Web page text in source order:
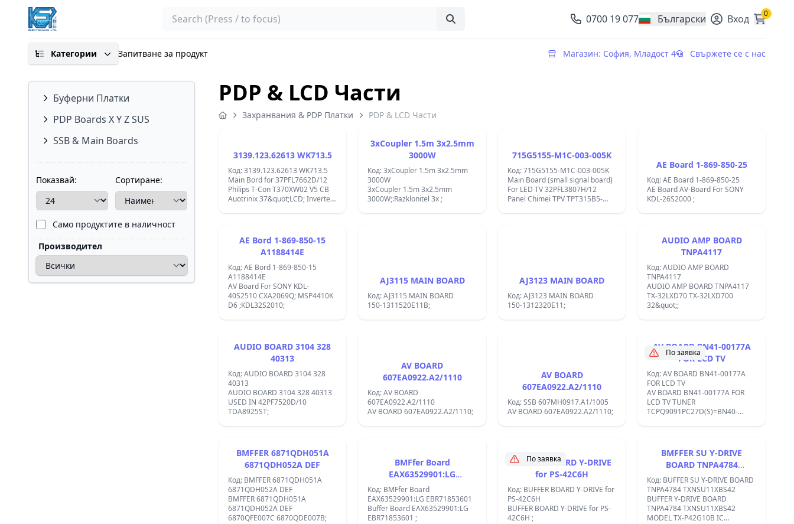
Search 0700 19 077 Български
, change currency Вход 0
Категории Запитване за продукт Магазин: София, Младост 4 Свържете се с нас
Буферни Платки
PDP Boards X Y Z SUS
SSB & Main Boards
Показвай: Сортиране:
Само продуктите в наличност
Производител
PDP & LCD Части
Захранвания & PDP Платки PDP & LCD Части
3139.123.62613 WK713.5
Код: 3139.123.62613 WK713.5
Main Bord for 37PFL7662D/12
Philips T-Con T370XW02 V5 CB
Auotrinix 37&quot;LCD; Inverter
3xCoupler 1.5m 3x2.5mm
3000W
Код: 3xCoupler 1.5m 3x2.5mm
3000W
3xCoupler 1.5m 3x2.5mm
3000W;:Razklonitel 3x ;
715G5155-M1C-003-005K
Код: 715G5155-M1C-003-005K
Main Board (small signal board)
For LED TV 32PFL3807H/12
Panel Chimei TPV TPT315B5-
AE Board 1-869-850-25
Код: AE Board 1-869-850-25
AE Board AV-Board For SONY
KDL-26S2000 ;
AE Bord 1-869-850-15
A1188414E
Код: AE Bord 1-869-850-15
A1188414E
AV Board For SONY KDL-
40S2510 CXA2069Q; MSP4410K
D6 ;KDL32S2010;
AJ3115 MAIN BOARD
Код: AJ3115 MAIN BOARD
150-1311520E11B;
AJ3123 MAIN BOARD
Код: AJ3123 MAIN BOARD
150-1312320E11;
AUDIO AMP BOARD
TNPA4117
Код: AUDIO AMP BOARD
TNPA4117
AUDIO AMP BOARD TNPA4117
TX-32LXD70 TX-32LXD700
32&quot;;
AUDIO BOARD 3104 328
40313
Код: AUDIO BOARD 3104 328
40313
AUDIO BOARD 3104 328 40313
USED IN 42PF7520D/10
TDA8925ST;
AV BOARD
607EA0922.A2/1110
Код: AV BOARD
607EA0922.A2/1110
AV BOARD 607EA0922.A2/1110;
AV BOARD
607EA0922.A2/1110
Код: SSB 607MH0917.A1/1005
AV BOARD 607EA0922.A2/1110;
По заявка
AV BOARD BN41-00177A
FOR LCD TV
Код: AV BOARD BN41-00177A
FOR LCD TV
AV BOARD BN41-00177A FOR
LCD TV TUNER
TCPQ9091PC27D(S)=BN40-
BMFFER 6871QDH051A
6871QDH052A DEF
Код: BMFFER 6871QDH051A
6871QDH052A DEF
BMFFER 6871QDH051A
6871QDH052A DEF
6870QFE007C 6870QDE007B;
BMFfer Board
EAX63529901:LG
EBR71853601
Код: BMFfer Board
EAX63529901:LG EBR71853601
Buffer Board EAX63529901:LG
EBR71853601 ;
По заявка
BMFFER BOARD Y-DRIVE
for PS-42C6H
Код: BUFFER BOARD Y-DRIVE for
PS-42C6H
BUFFER BOARD Y-DRIVE for PS-
42C6H ;
BMFFER SU Y-DRIVE
BOARD TNPA4784
TXNSU11XBS42
Код: BUFFER SU Y-DRIVE BOARD
TNPA4784 TXNSU11XBS42
BUFFER Y-DRIVE BOARD
TNPA4784 TXNSU11XBS42
MODEL TX-P42G10B IC